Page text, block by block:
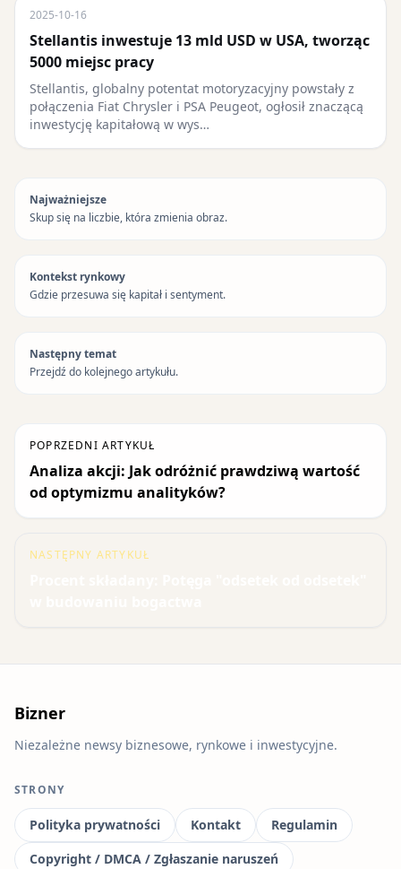
2025-10-16
Stellantis inwestuje 13 mld USD w USA, tworząc
5000 miejsc pracy
Stellantis, globalny potentat motoryzacyjny powstały z
połączenia Fiat Chrysler i PSA Peugeot, ogłosił znaczącą
inwestycję kapitałową w wys…
Najważniejsze
Skup się na liczbie, która zmienia obraz.
Kontekst rynkowy
Gdzie przesuwa się kapitał i sentyment.
Następny temat
Przejdź do kolejnego artykułu.
POPRZEDNI ARTYKUŁ
Analiza akcji: Jak odróżnić prawdziwą wartość
od optymizmu analityków?
NASTĘPNY ARTYKUŁ
Bizner
Niezależne newsy biznesowe, rynkowe i inwestycyjne.
STRONY
Polityka prywatności Kontakt
Regulamin
Copyright / DMCA / Zgłaszanie naruszeń